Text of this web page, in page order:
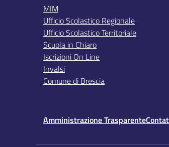
MIM
Ufficio Scolastico Regionale
Ufficio Scolastico Territoriale
Scuola in Chiaro
Iscrizioni On Line
Invalsi
Comune di Brescia
Amministrazione Trasparente